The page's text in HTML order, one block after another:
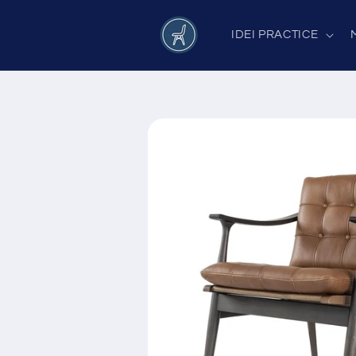
IDEI PRACTICE